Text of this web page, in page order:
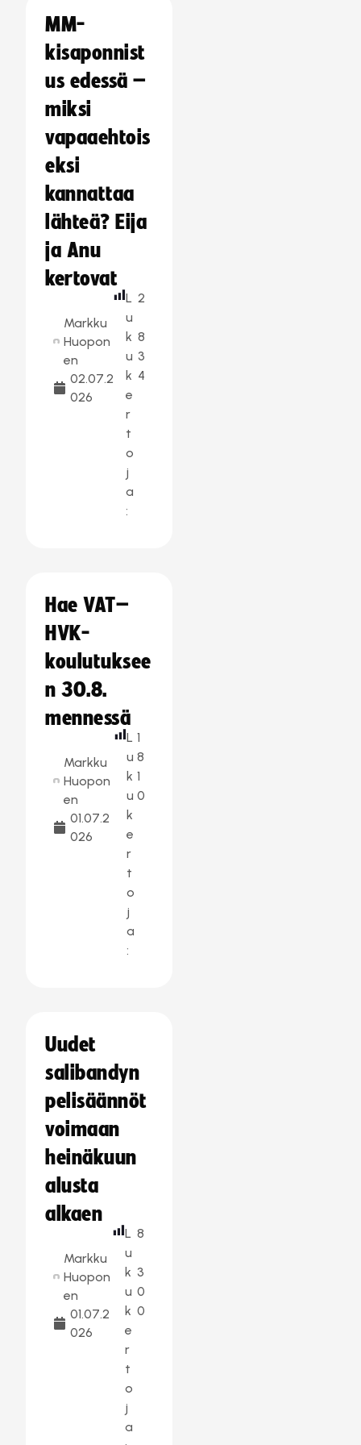
MM-
kisaponnist
us edessä –
miksi
vapaaehtois
eksi
kannattaa
lähteä? Eija
ja Anu
kertovat
Markku
Huopon
en
02.07.2
026
L
u
k
u
k
e
r
t
o
j
a
:
2
8
3
4
Hae VAT–
HVK-
koulutuksee
n 30.8.
mennessä
Markku
Huopon
en
01.07.2
026
L
u
k
u
k
e
r
t
o
j
a
:
1
8
1
0
Uudet
salibandyn
pelisäännöt
voimaan
heinäkuun
alusta
alkaen
Markku
Huopon
en
01.07.2
026
L
u
k
u
k
e
r
t
o
j
a
8
3
0
0